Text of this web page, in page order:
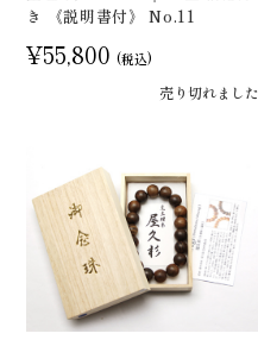
き 《説明書付》 No.11
¥55,800 (税込)
売り切れました